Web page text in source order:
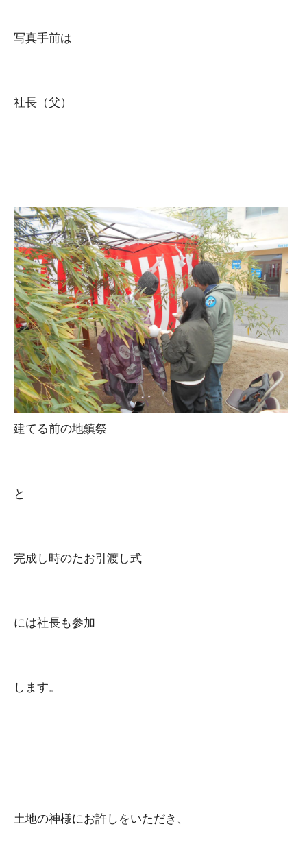
写真手前は
社長（父）
建てる前の地鎮祭
と
完成し時のたお引渡し式
には社長も参加
します。
土地の神様にお許しをいただき、